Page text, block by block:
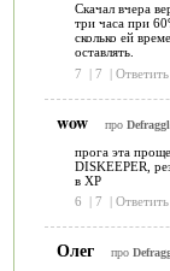
Скачал вчера
три часа при
сколько ей
оставлять.
7
| 7 | Ответить
wow про
прога эта
DISKEEPER,
в XP
6
| 7 | Ответить
Олег про